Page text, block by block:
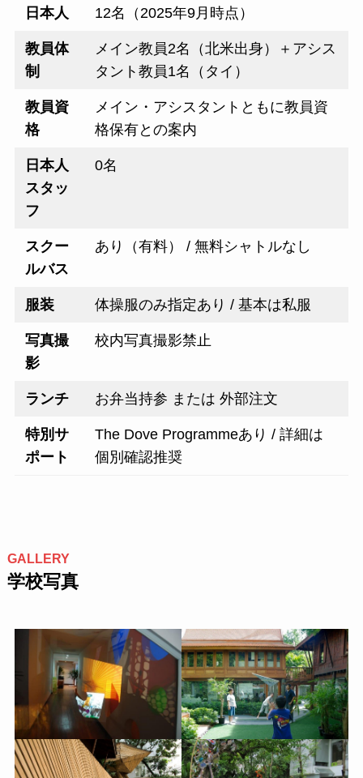
日本人 12名（2025年9月時点）
教員体
制
メイン教員2名（北米出身）＋アシス
タント教員1名（タイ）
教員資
格
メイン・アシスタントともに教員資
格保有との案内
日本人
スタッ
フ
0名
スクー
ルバス
あり（有料） / 無料シャトルなし
服装 体操服のみ指定あり / 基本は私服
写真撮
影
校内写真撮影禁止
ランチ お弁当持参 または 外部注文
特別サ
ポート
The Dove Programmeあり / 詳細は
個別確認推奨
GALLERY
学校写真